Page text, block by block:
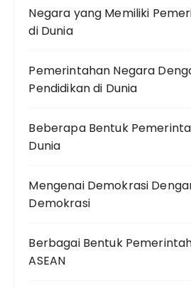
Negara yang Memiliki
di Dunia
Pemerintahan Negara
Pendidikan di Dunia
Beberapa Bentuk
Dunia
Mengenai Demokrasi
Demokrasi
Berbagai Bentuk
ASEAN